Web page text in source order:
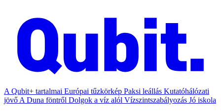
A Qubit+ tartalmai Európai tűzkörkép Paksi leállás Kutatóhálózati
jövő A Duna föntről Dolgok a víz alól Vízszintszabályozás Jó iskola